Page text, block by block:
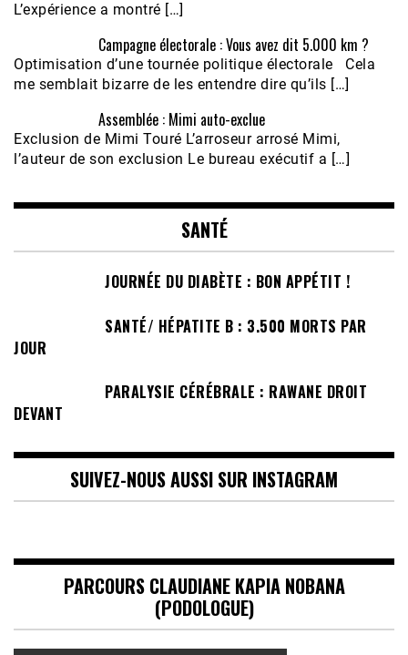
L’expérience a montré […]
Campagne électorale : Vous avez dit 5.000 km ?
Optimisation d’une tournée politique électorale Cela
me semblait bizarre de les entendre dire qu’ils […]
Assemblée : Mimi auto-exclue
Exclusion de Mimi Touré L’arroseur arrosé Mimi,
l’auteur de son exclusion Le bureau exécutif a […]
SANTÉ
JOURNÉE DU DIABÈTE : BON APPÉTIT !
SANTÉ/ HÉPATITE B : 3.500 MORTS PAR
JOUR
PARALYSIE CÉRÉBRALE : RAWANE DROIT
DEVANT
SUIVEZ-NOUS AUSSI SUR INSTAGRAM
PARCOURS CLAUDIANE KAPIA NOBANA
(PODOLOGUE)